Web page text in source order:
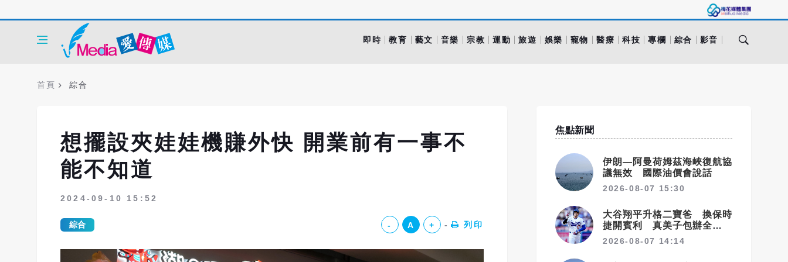
即時 教育 藝文 音樂 宗教 運動 旅遊 娛樂 寵物 醫療 科技 專欄 綜合 影音
首頁 綜合
想擺設夾娃娃機賺外快 開業前有一事不
能不知道
2024-09-10 15:52
綜合 - A + 列印
焦點新聞
伊朗—阿曼荷姆茲海峽復航協
議無效 國際油價會說話
2026-08-07 15:30
大谷翔平升格二寶爸 換保時
捷開賓利 真美子包辦全家飲
食
2026-08-07 14:14